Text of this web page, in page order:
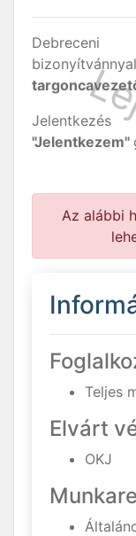
"Jelentkezem"
Az alábbi
Teljes
Elvárt
OKJ